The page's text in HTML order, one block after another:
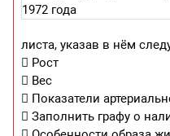
листа, указав в нём
 Рост
 Вес
 Показатели
 Заполнить графу о